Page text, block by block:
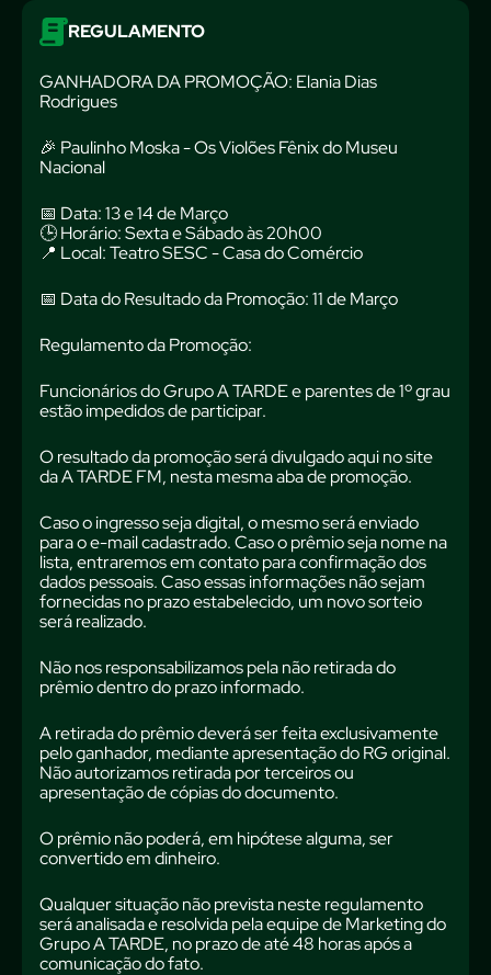
REGULAMENTO
GANHADORA DA PROMOÇÃO: Elania Dias
Rodrigues
🎉 Paulinho Moska - Os Violões Fênix do Museu
Nacional
📅 Data: 13 e 14 de Março
🕒 Horário: Sexta e Sábado às 20h00
📍 Local: Teatro SESC - Casa do Comércio
📅 Data do Resultado da Promoção: 11 de Março
Regulamento da Promoção:
Funcionários do Grupo A TARDE e parentes de 1º grau
estão impedidos de participar.
O resultado da promoção será divulgado aqui no site
da A TARDE FM, nesta mesma aba de promoção.
Caso o ingresso seja digital, o mesmo será enviado
para o e-mail cadastrado. Caso o prêmio seja nome na
lista, entraremos em contato para confirmação dos
dados pessoais. Caso essas informações não sejam
fornecidas no prazo estabelecido, um novo sorteio
será realizado.
Não nos responsabilizamos pela não retirada do
prêmio dentro do prazo informado.
A retirada do prêmio deverá ser feita exclusivamente
pelo ganhador, mediante apresentação do RG original.
Não autorizamos retirada por terceiros ou
apresentação de cópias do documento.
O prêmio não poderá, em hipótese alguma, ser
convertido em dinheiro.
Qualquer situação não prevista neste regulamento
será analisada e resolvida pela equipe de Marketing do
Grupo A TARDE, no prazo de até 48 horas após a
comunicação do fato.